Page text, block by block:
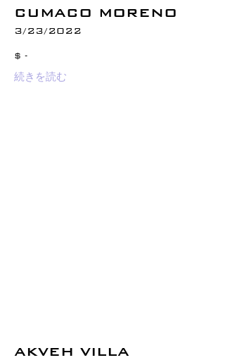
CUMACO MORENO
3/23/2022
$ -
続きを読む
AKVEH VILLA